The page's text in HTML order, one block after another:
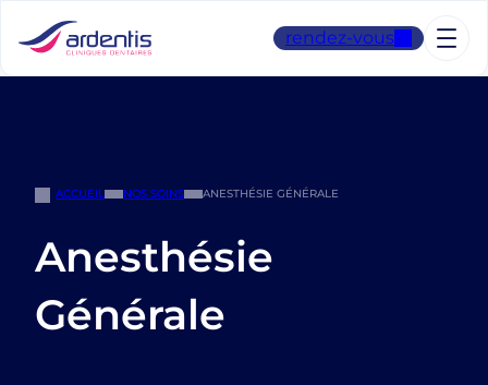
contenu
rendez-vous
ACCUEIL NOS SOINS ANESTHÉSIE GÉNÉRALE
Anesthésie
Générale